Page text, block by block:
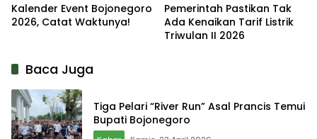
Kalender Event Bojonegoro
2026, Catat Waktunya!
Pemerintah Pastikan Tak
Ada Kenaikan Tarif Listrik
Triwulan II 2026
Baca Juga
Tiga Pelari “River Run” Asal Prancis Temui
Bupati Bojonegoro